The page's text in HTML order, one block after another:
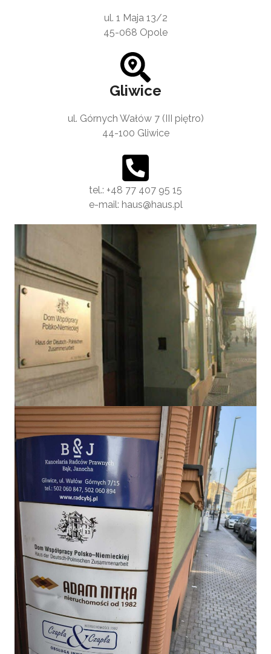
ul. 1 Maja 13/2
45-068 Opole
Gliwice
ul. Górnych Wałów 7 (III piętro)
44-100 Gliwice
tel.: +48 77 407 95 15
e-mail: haus@haus.pl